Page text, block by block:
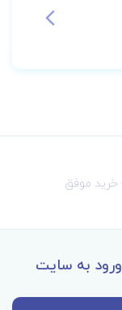
ورود به سایت